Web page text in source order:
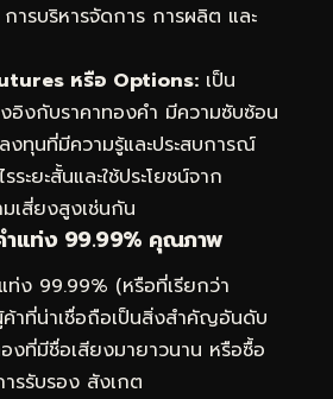
ารบริหารจัดการ การผลิต และ
หรือ Options: เป็น
อิงกับราคาทองคำ มีความซับซ้อน
งทุนที่มีความรู้และประสบการณ์
ระยะสั้นและใช้ประโยชน์จาก
มเสี่ยงสูงเช่นกัน
ำแท่ง 99.99% คุณภาพ
ท่ง 99.99% (หรือที่เรียกว่า
าที่น่าเชื่อถือเป็นสิ่งสำคัญอันดับ
งที่มีชื่อเสียงมายาวนาน หรือซื้อ
รรับรอง สังเกต